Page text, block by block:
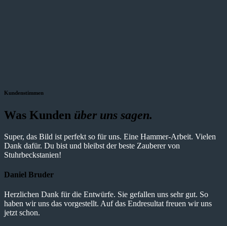
Kundenstimmen
Was Kunden über uns sagen.
Super, das Bild ist perfekt so für uns. Eine Hammer-Arbeit. Vielen
Dank dafür. Du bist und bleibst der beste Zauberer von
Stuhrbeckstanien!
Daniel Bruder
Herzlichen Dank für die Entwürfe. Sie gefallen uns sehr gut. So
haben wir uns das vorgestellt. Auf das Endresultat freuen wir uns
jetzt schon.